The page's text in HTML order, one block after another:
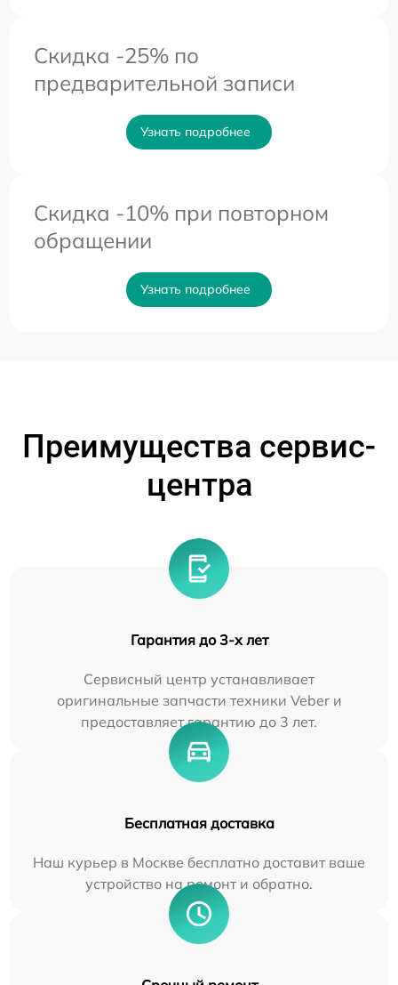
Скидка -25% по
предварительной записи
Узнать подробнее
Скидка -10% при повторном
обращении
Узнать подробнее
Преимущества сервис-
центра
Гарантия до 3-х лет
Сервисный центр устанавливает
оригинальные запчасти техники Veber и
предоставляет гарантию до 3 лет.
Бесплатная доставка
Наш курьер в Москве бесплатно доставит ваше
устройство на ремонт и обратно.